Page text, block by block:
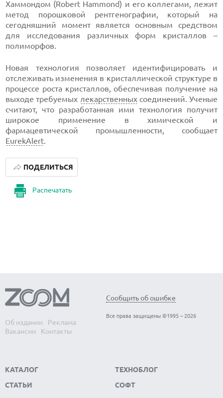
Хаммондом (Robert Hammond) и его коллегами, лежит
метод порошковой рентгенографии, который на
сегодняшний момент является основным средством
для исследования различных форм кристаллов –
полиморфов.
Новая технология позволяет идентифицировать и
отслеживать изменения в кристаллической структуре в
процессе роста кристаллов, обеспечивая получение на
выходе требуемых лекарственныхсоединений. Ученые
считают, что разработанная ими технология получит
широкое применение в химической и
фармацевтической промышленности, сообщает
EurekAlert.
Распечатать
ПОДЕЛИТЬСЯ
Об издании
Реклама
Вакансии
Контакты
Сообщить об ошибке
Все права защищены ©1995 – 2026
КАТАЛОГ
СТАТЬИ
ТЕХНОБЛОГ
СОФТ